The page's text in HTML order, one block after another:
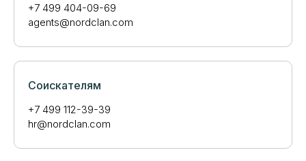
+7 499 404-09-69
agents@nordclan.com
Соискателям
+7 499 112-39-39
hr@nordclan.com